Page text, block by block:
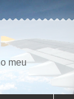
meu